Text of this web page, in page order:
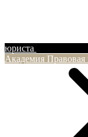
юриста
Академия